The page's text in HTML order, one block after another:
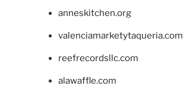
anneskitchen.org
valenciamarketytaqueria.com
reefrecordsllc.com
alawaffle.com